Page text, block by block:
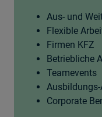
Aus- und
Flexible
Firmen KFZ
Betriebliche
Teamevents
Corporate